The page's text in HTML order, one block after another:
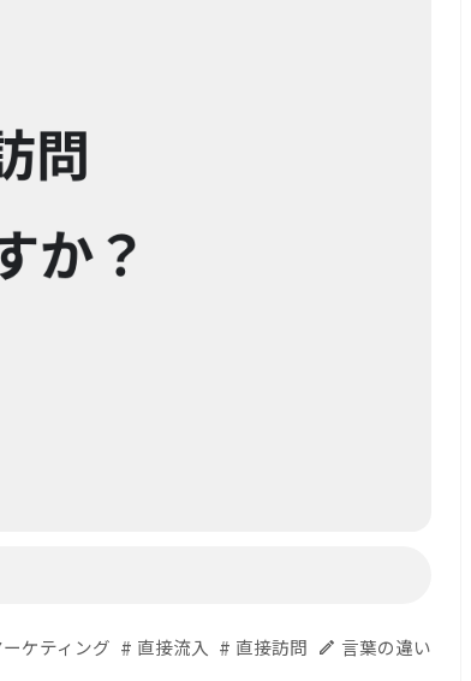
ーケティング # 直接流入 # 直接訪問 edit 言葉の違い